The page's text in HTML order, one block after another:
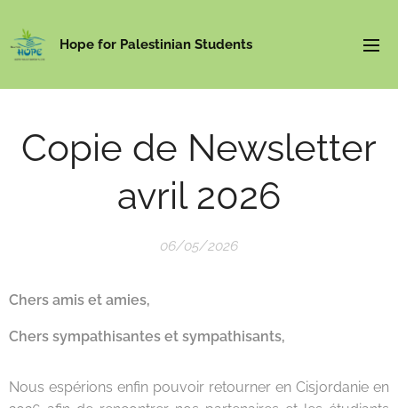
Hope for Palestinian Students
Copie de Newsletter
avril 2026
06/05/2026
Chers amis et amies,
Chers sympathisantes et sympathisants,
Nous espérions enfin pouvoir retourner en Cisjordanie en